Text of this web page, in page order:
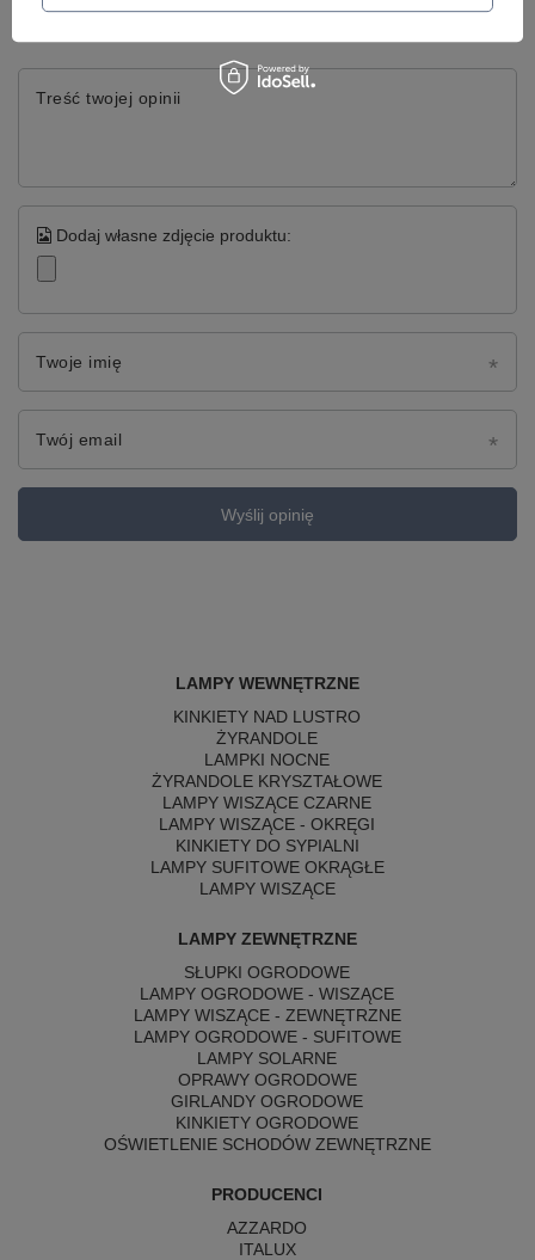
5/5
Treść twojej opinii
Dodaj własne zdjęcie produktu:
Twoje imię
Twój email
Wyślij opinię
LAMPY WEWNĘTRZNE
KINKIETY NAD LUSTRO
ŻYRANDOLE
LAMPKI NOCNE
ŻYRANDOLE KRYSZTAŁOWE
LAMPY WISZĄCE CZARNE
LAMPY WISZĄCE - OKRĘGI
KINKIETY DO SYPIALNI
LAMPY SUFITOWE OKRĄGŁE
LAMPY WISZĄCE
LAMPY ZEWNĘTRZNE
SŁUPKI OGRODOWE
LAMPY OGRODOWE - WISZĄCE
LAMPY WISZĄCE - ZEWNĘTRZNE
LAMPY OGRODOWE - SUFITOWE
LAMPY SOLARNE
OPRAWY OGRODOWE
GIRLANDY OGRODOWE
KINKIETY OGRODOWE
OŚWIETLENIE SCHODÓW ZEWNĘTRZNE
PRODUCENCI
AZZARDO
ITALUX